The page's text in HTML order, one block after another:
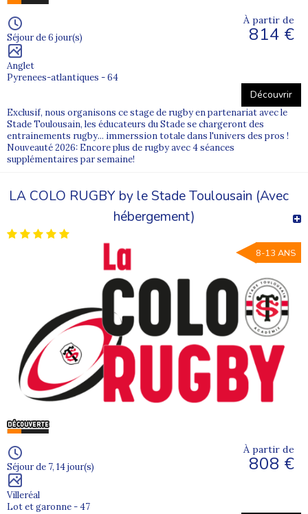
Séjour de 6 jour(s)
Anglet
Pyrenees-atlantiques - 64
À partir de
814 €
Découvrir
Exclusif, nous organisons ce stage de rugby en partenariat avec le
Stade Toulousain, les éducateurs du Stade se chargeront des
entrainements rugby... immerssion totale dans l'univers des pros !
Nouveauté 2026: Encore plus de rugby avec 4 séances
supplémentaires par semaine!
LA COLO RUGBY by le Stade Toulousain (Avec
hébergement)
8-13 ANS
Séjour de 7, 14 jour(s)
Villeréal
Lot et garonne - 47
À partir de
808 €